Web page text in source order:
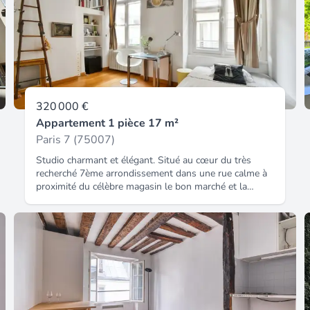
320 000 €
Appartement 1 pièce 17 m²
Paris 7 (75007)
Studio charmant et élégant. Situé au cœur du très
recherché 7ème arrondissement dans une rue calme à
proximité du célèbre magasin le bon marché et la
10 : station vaneau ligne 12 : station sèvres babylone
ligne 13 : station duroc. Ce studio est proche du lycée
victor duruy. Le studio de 17,27 m² (loi carrez) est au
deuxième étage sans ascenseur d'un immeuble
historique du 17ème siècle. Rénové avec goût par un
architecte, lumineux, il a une hauteur sous plafond de
3,30 m faisant apparaître de belles poutres
apparentes. Il se compose d'une pièce de 13,46 m²,